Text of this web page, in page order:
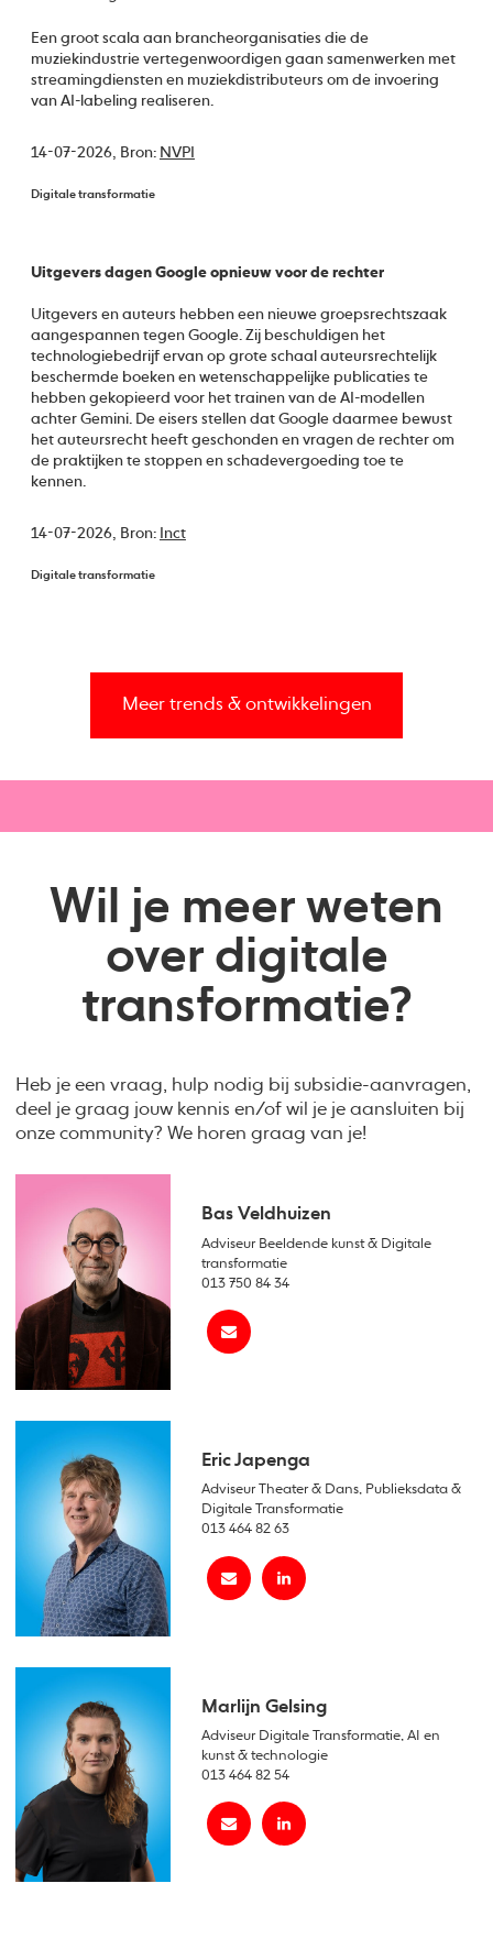
Een groot scala aan brancheorganisaties die de
muziekindustrie vertegenwoordigen gaan samenwerken met
streamingdiensten en muziekdistributeurs om de invoering
van AI-labeling realiseren.
14-07-2026, Bron: NVPI
Digitale transformatie
Uitgevers dagen Google opnieuw voor de rechter
Uitgevers en auteurs hebben een nieuwe groepsrechtszaak
aangespannen tegen Google. Zij beschuldigen het
technologiebedrijf ervan op grote schaal auteursrechtelijk
beschermde boeken en wetenschappelijke publicaties te
hebben gekopieerd voor het trainen van de AI-modellen
achter Gemini. De eisers stellen dat Google daarmee bewust
het auteursrecht heeft geschonden en vragen de rechter om
de praktijken te stoppen en schadevergoeding toe te
kennen.
14-07-2026, Bron: Inct
Digitale transformatie
Meer trends & ontwikkelingen
Wil je meer weten
over digitale
transformatie?
Heb je een vraag, hulp nodig bij subsidie-aanvragen,
deel je graag jouw kennis en/of wil je je aansluiten bij
onze community? We horen graag van je!
Bas Veldhuizen
Adviseur Beeldende kunst & Digitale
transformatie
013 750 84 34
Eric Japenga
Adviseur Theater & Dans, Publieksdata &
Digitale Transformatie
013 464 82 63
Marlijn Gelsing
Adviseur Digitale Transformatie, AI en
kunst & technologie
013 464 82 54